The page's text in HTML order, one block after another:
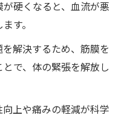
硬くなると、血流が悪
す。
解決するため、筋膜を
で、体の緊張を解放し
上や痛みの軽減が科学